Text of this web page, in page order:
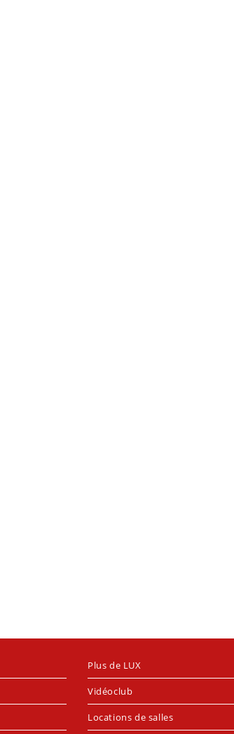
Plus de LUX
Vidéoclub
Locations de salles